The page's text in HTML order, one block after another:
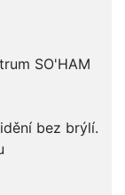
SO'HAM
bez brýlí.